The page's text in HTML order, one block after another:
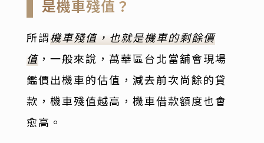
是機車殘值？
所謂機車殘值，也就是機車的剩餘價
值，一般來說，萬華區台北當舖會現場
鑑價出機車的估值，減去前次尚餘的貸
款，機車殘值越高，機車借款額度也會
愈高。